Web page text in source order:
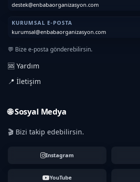
destek@enbabaorganizasyon.com
KURUMSAL E-POSTA
kurumsal@enbabaorganizasyon.com
💬 Bize e-posta gönderebilirsin.
🆘 Yardım
📍 İletişim
🌐 Sosyal Medya
🎬 Bizi takip edebilirsin.
Instagram
YouTube